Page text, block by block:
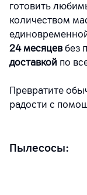
готовить
количеством
24 месяцев без
доставкой по
Превратите
радости с
Пылесосы: